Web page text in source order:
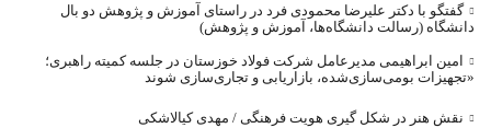
گفتگو با دکتر علیرضا محمودی فرد در راستای آموزش و پژوهش دو بال
دانشگاه (رسالت دانشگاه‌ها، آموزش و پژوهش)
امین ابراهیمی مدیرعامل شرکت فولاد خوزستان در جلسه کمیته راهبری؛
«تجهیزات بومی‌سازی‌شده، بازاریابی و تجاری‌سازی شوند
نقش هنر در شکل گیری هویت فرهنگی / مهدی کیالاشکی